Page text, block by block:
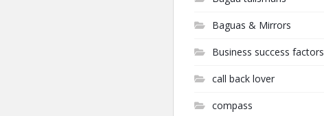
Baguas & Mirrors
Business success factors
call back lover
compass